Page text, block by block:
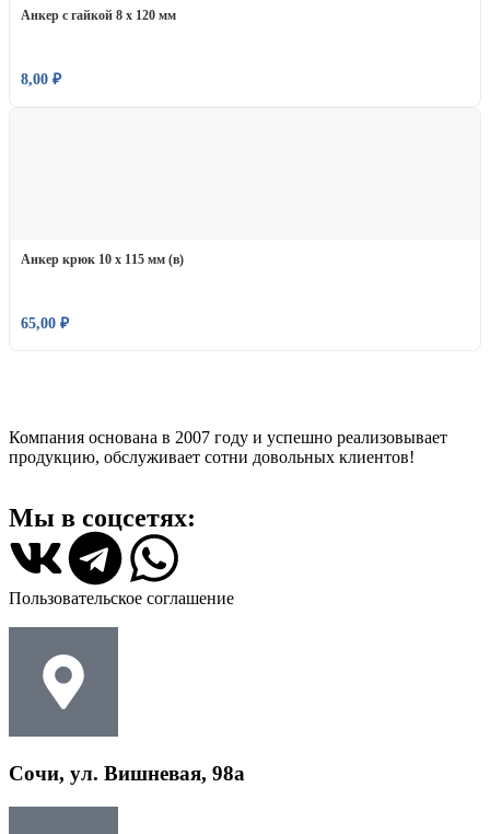
Анкер с гайкой 8 х 120 мм
8,00 ₽
Анкер крюк 10 х 115 мм (в)
65,00 ₽
Компания основана в 2007 году и успешно реализовывает
продукцию, обслуживает сотни довольных клиентов!
Мы в соцсетях:
Пользовательское соглашение
Сочи, ул. Вишневая, 98а